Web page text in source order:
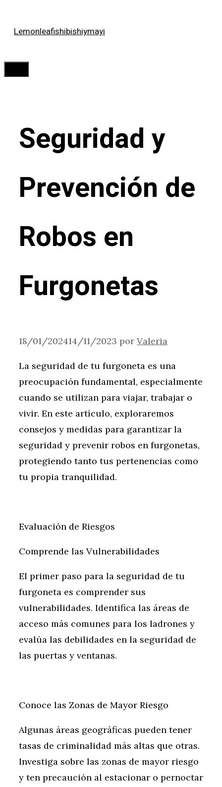
Lemonleafishibishiymayi
Seguridad y
Prevención de
Robos en
Furgonetas
18/01/202414/11/2023 por Valeria
La seguridad de tu furgoneta es una
preocupación fundamental, especialmente
cuando se utilizan para viajar, trabajar o
vivir. En este artículo, exploraremos
consejos y medidas para garantizar la
seguridad y prevenir robos en furgonetas,
protegiendo tanto tus pertenencias como
tu propia tranquilidad.
Evaluación de Riesgos
Comprende las Vulnerabilidades
El primer paso para la seguridad de tu
furgoneta es comprender sus
vulnerabilidades. Identifica las áreas de
acceso más comunes para los ladrones y
evalúa las debilidades en la seguridad de
las puertas y ventanas.
Conoce las Zonas de Mayor Riesgo
Algunas áreas geográficas pueden tener
tasas de criminalidad más altas que otras.
Investiga sobre las zonas de mayor riesgo
y ten precaución al estacionar o pernoctar